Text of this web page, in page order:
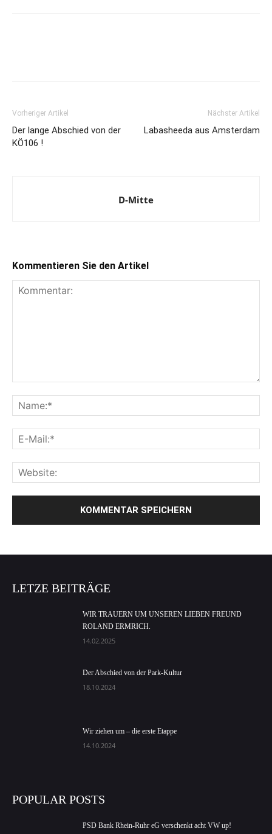
Vorheriger Artikel
Der lange Abschied von der
KÖ106 !
Nächster Artikel
Labasheeda aus Amsterdam
D-Mitte
Kommentieren Sie den Artikel
LETZE BEITRÄGE
WIR TRAUERN UM UNSEREN LIEBEN FREUND
ROLAND ERMRICH.
14.02.2025
Der Abschied von der Park-Kultur
18.10.2024
Wir ziehen um – die erste Etappe
14.10.2024
POPULAR POSTS
PSD Bank Rhein-Ruhr eG verschenkt acht VW up!